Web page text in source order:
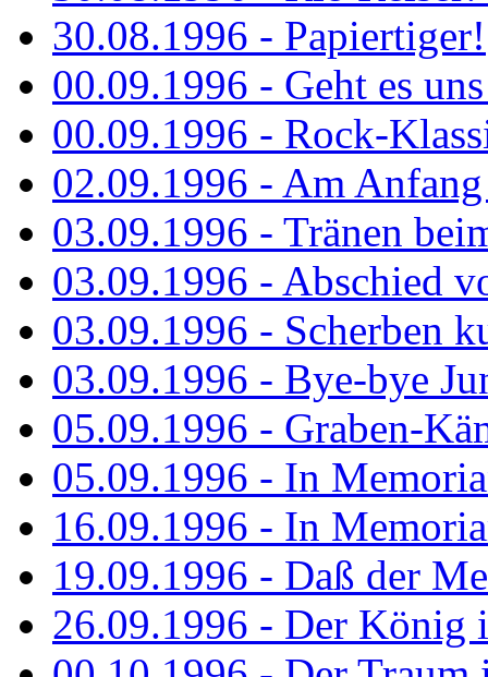
30.08.1996 - Papiertiger!
00.09.1996 - Geht es
00.09.1996 - Rock-
02.09.1996 - Am
03.09.1996 - Tränen
03.09.1996 - Abschied
03.09.1996 - Scherben
03.09.1996 - Bye-bye
05.09.1996 - Graben-
05.09.1996 - In
16.09.1996 - In
19.09.1996 - Daß der
26.09.1996 - Der König